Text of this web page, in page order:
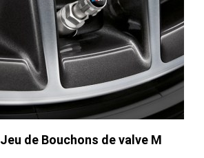
Jeu de Bouchons de valve M